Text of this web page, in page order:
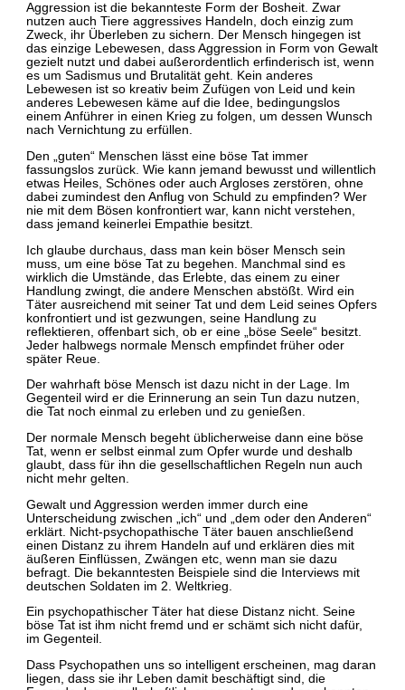
Aggression ist die bekannteste Form der Bosheit. Zwar
nutzen auch Tiere aggressives Handeln, doch einzig zum
Zweck, ihr Überleben zu sichern. Der Mensch hingegen ist
das einzige Lebewesen, dass Aggression in Form von Gewalt
gezielt nutzt und dabei außerordentlich erfinderisch ist, wenn
es um Sadismus und Brutalität geht. Kein anderes
Lebewesen ist so kreativ beim Zufügen von Leid und kein
anderes Lebewesen käme auf die Idee, bedingungslos
einem Anführer in einen Krieg zu folgen, um dessen Wunsch
nach Vernichtung zu erfüllen.
Den „guten“ Menschen lässt eine böse Tat immer
fassungslos zurück. Wie kann jemand bewusst und willentlich
etwas Heiles, Schönes oder auch Argloses zerstören, ohne
dabei zumindest den Anflug von Schuld zu empfinden? Wer
nie mit dem Bösen konfrontiert war, kann nicht verstehen,
dass jemand keinerlei Empathie besitzt.
Ich glaube durchaus, dass man kein böser Mensch sein
muss, um eine böse Tat zu begehen. Manchmal sind es
wirklich die Umstände, das Erlebte, das einem zu einer
Handlung zwingt, die andere Menschen abstößt. Wird ein
Täter ausreichend mit seiner Tat und dem Leid seines Opfers
konfrontiert und ist gezwungen, seine Handlung zu
reflektieren, offenbart sich, ob er eine „böse Seele“ besitzt.
Jeder halbwegs normale Mensch empfindet früher oder
später Reue.
Der wahrhaft böse Mensch ist dazu nicht in der Lage. Im
Gegenteil wird er die Erinnerung an sein Tun dazu nutzen,
die Tat noch einmal zu erleben und zu genießen.
Der normale Mensch begeht üblicherweise dann eine böse
Tat, wenn er selbst einmal zum Opfer wurde und deshalb
glaubt, dass für ihn die gesellschaftlichen Regeln nun auch
nicht mehr gelten.
Gewalt und Aggression werden immer durch eine
Unterscheidung zwischen „ich“ und „dem oder den Anderen“
erklärt. Nicht-psychopathische Täter bauen anschließend
einen Distanz zu ihrem Handeln auf und erklären dies mit
äußeren Einflüssen, Zwängen etc, wenn man sie dazu
befragt. Die bekanntesten Beispiele sind die Interviews mit
deutschen Soldaten im 2. Weltkrieg.
Ein psychopathischer Täter hat diese Distanz nicht. Seine
böse Tat ist ihm nicht fremd und er schämt sich nicht dafür,
im Gegenteil.
Dass Psychopathen uns so intelligent erscheinen, mag daran
liegen, dass sie ihr Leben damit beschäftigt sind, die